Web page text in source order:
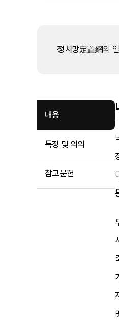
정치망定置網의
내용
특징 및 의의
참고문헌